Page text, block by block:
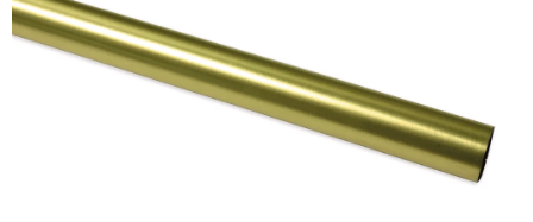
hvězdiček.